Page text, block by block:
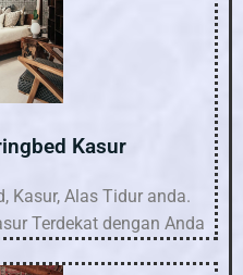
Kasur
Kasur, Alas Tidur anda.
Terdekat dengan Anda